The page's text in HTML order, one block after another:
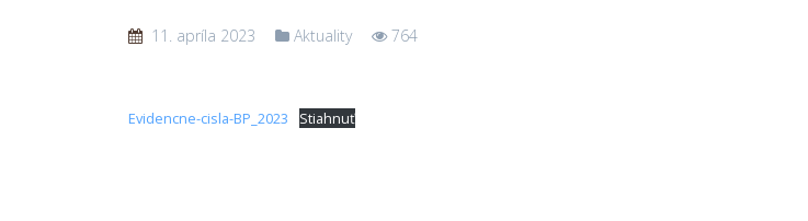
11. apríla 2023 Aktuality 764
Evidencne-cisla-BP_2023 Stiahnuť